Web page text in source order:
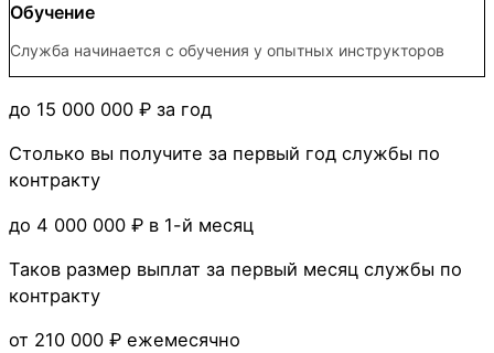
Обучение
Служба начинается с обучения у опытных инструкторов
до 15 000 000 ₽ за год
Столько вы получите за первый год службы по
контракту
до 4 000 000 ₽ в 1-й месяц
Таков размер выплат за первый месяц службы по
контракту
от 210 000 ₽ ежемесячно